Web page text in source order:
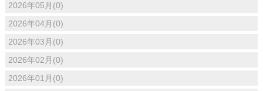
2026年05月(0)
2026年04月(0)
2026年03月(0)
2026年02月(0)
2026年01月(0)